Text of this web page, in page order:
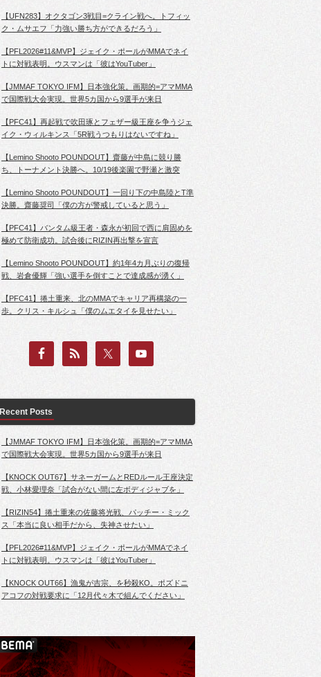
【UFN283】オクタゴン3戦目=クライン戦へ。トフィッ
ク・ムサエフ「力強い勝ち方ができるだろう」
【PFL2026#11&MVP】ジェイク・ポールがMMAでネイ
トに対戦表明。ウスマンは「彼はYouTuber」
【JMMAF TOKYO IFM】日本強化策。画期的=アマMMA
で国際戦大会実現。世界5カ国から9選手が来日
【PFC41】再起戦で吹田琢とフェザー級王座を争うジェ
イク・ウィルキンス「5R戦うつもりはないですね」
【Lemino Shooto POUNDOUT】齋藤が中島に競り勝
ち、トーナメント決勝へ。10/19後楽園で野瀬と激突
【Lemino Shooto POUNDOUT】一回り下の中島陸とT準
決勝。齋藤奨司「僕の方が警戒していると思う」
【PFC41】バンタム級王者・森永が初回で西に肩固めを
極めて防衛成功。試合後にRIZIN再出撃を宣言
【Lemino Shooto POUNDOUT】約1年4カ月ぶりの復帰
戦、岩倉優輝「強い選手を倒すことで達成感が湧く」
【PFC41】捲土重来、北のMMAでキャリア再構築の一
歩。クリス・キルシュ「僕のムエタイを見せたい」
Recent Posts
【JMMAF TOKYO IFM】日本強化策。画期的=アマMMA
で国際戦大会実現。世界5カ国から9選手が来日
【KNOCK OUT67】サネーガームとREDルール王座決定
戦、小林愛理奈「試合がない間に左ボディジャブを」
【RIZIN54】捲土重来の佐藤将光戦、パッチー・ミック
ス「本当に良い相手だから、失神させたい」
【PFL2026#11&MVP】ジェイク・ポールがMMAでネイ
トに対戦表明。ウスマンは「彼はYouTuber」
【KNOCK OUT66】漁鬼が吉宗、を秒殺KO。ポズドニ
アコフの対戦要求に「12月代々木で組んでください」